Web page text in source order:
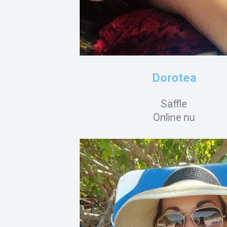
Dorotea
Säffle
Online nu